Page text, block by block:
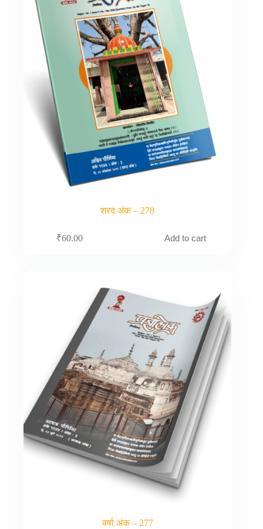
शरद अंक – 278
₹60.00 Add to cart
वर्षा अंक – 277